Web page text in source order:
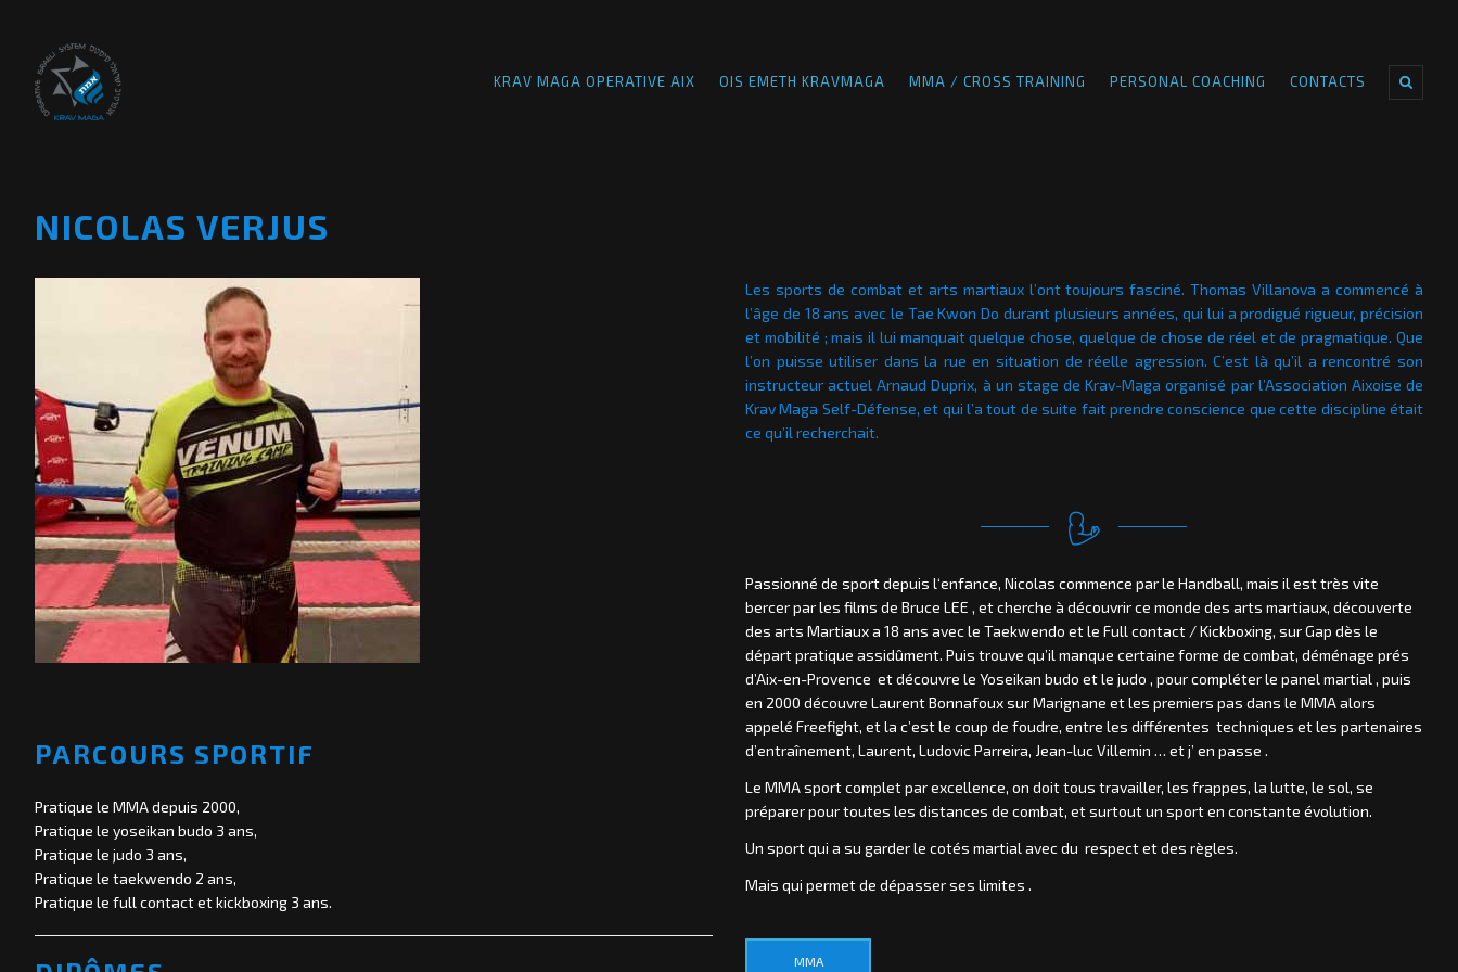
KRAV MAGA OPERATIVE AIX OIS EMETH KRAVMAGA MMA / CROSS TRAINING PERSONAL COACHING CONTACTS
NICOLAS VERJUS
PARCOURS SPORTIF
Pratique le MMA depuis 2000,
Pratique le yoseikan budo 3 ans,
Pratique le judo 3 ans,
Pratique le taekwendo 2 ans,
Pratique le full contact et kickboxing 3 ans.
Les sports de combat et arts martiaux l’ont toujours fasciné. Thomas Villanova a commencé à
l’âge de 18 ans avec le Tae Kwon Do durant plusieurs années, qui lui a prodigué rigueur, précision
et mobilité ; mais il lui manquait quelque chose, quelque de chose de réel et de pragmatique. Que
l’on puisse utiliser dans la rue en situation de réelle agression. C’est là qu’il a rencontré son
instructeur actuel Arnaud Duprix, à un stage de Krav-Maga organisé par l’Association Aixoise de
Krav Maga Self-Défense, et qui l’a tout de suite fait prendre conscience que cette discipline était
ce qu’il recherchait.
Passionné de sport depuis l‘enfance, Nicolas commence par le Handball, mais il est très vite
bercer par les films de Bruce LEE , et cherche à découvrir ce monde des arts martiaux, découverte
des arts Martiaux a 18 ans avec le Taekwendo et le Full contact / Kickboxing, sur Gap dès le
départ pratique assidûment. Puis trouve qu’il manque certaine forme de combat, déménage prés
d’Aix-en-Provence et découvre le Yoseikan budo et le judo , pour compléter le panel martial , puis
en 2000 découvre Laurent Bonnafoux sur Marignane et les premiers pas dans le MMA alors
appelé Freefight, et la c’est le coup de foudre, entre les différentes techniques et les partenaires
d’entraînement, Laurent, Ludovic Parreira, Jean-luc Villemin … et j’ en passe .
Le MMA sport complet par excellence, on doit tous travailler, les frappes, la lutte, le sol, se
préparer pour toutes les distances de combat, et surtout un sport en constante évolution.
Un sport qui a su garder le cotés martial avec du respect et des règles.
Mais qui permet de dépasser ses limites .
MMA